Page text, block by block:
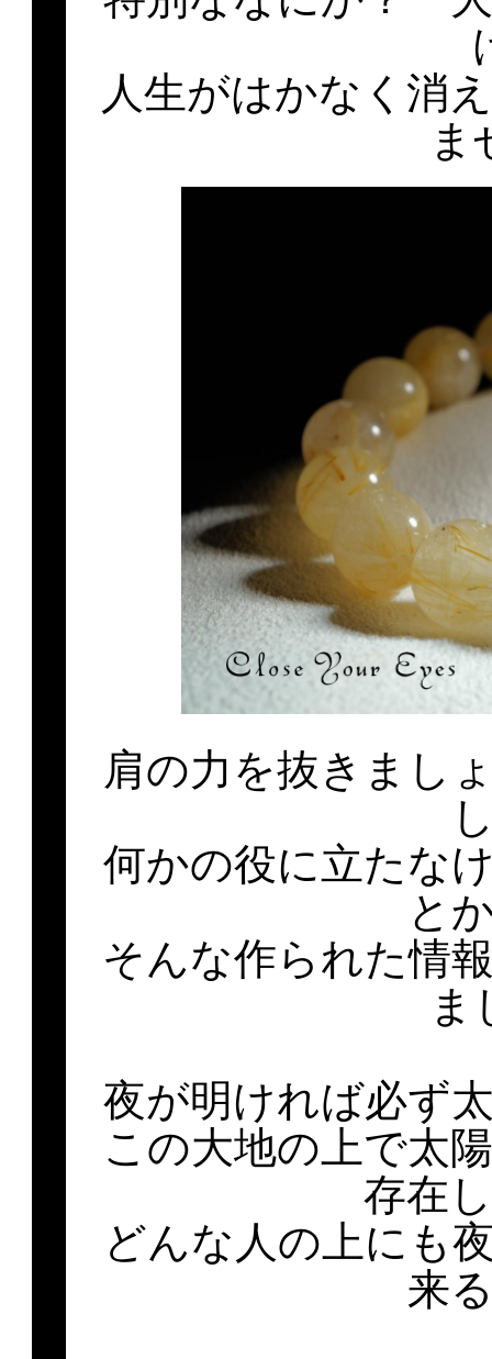
人生がはかなく消
ま
肩の力を抜きまし
何かの役に立たな
と
そんな作られた情
ま
夜が明ければ必ず
この大地の上で太
存在
どんな人の上にも
来